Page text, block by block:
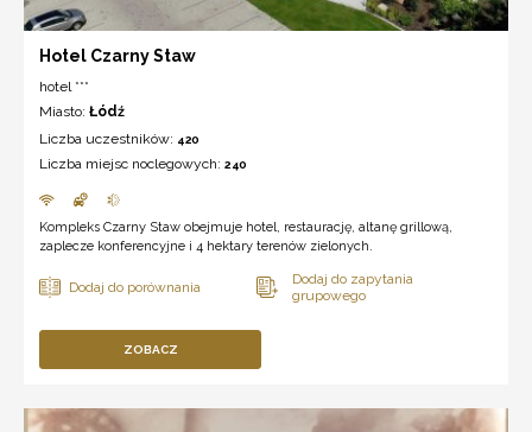
Hotel Czarny Staw
hotel ***
Miasto: Łódź
Liczba uczestników: 420
Liczba miejsc noclegowych: 240
Kompleks Czarny Staw obejmuje hotel, restaurację, altanę grillową,
zaplecze konferencyjne i 4 hektary terenów zielonych.
ZOBACZ